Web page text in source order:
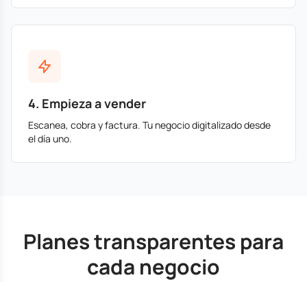
4. Empieza a vender
Escanea, cobra y factura. Tu negocio digitalizado desde
el día uno.
Planes transparentes para
cada negocio